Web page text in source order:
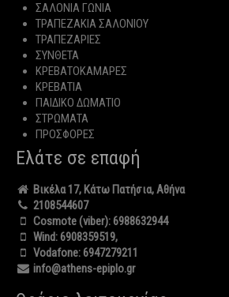
ΣΑΛΟΝΙΑ ΓΩΝΙΑ
ΤΡΑΠΕΖΑΚΙΑ ΣΑΛΟΝΙΟΥ
ΤΡΑΠΕΖΑΡΙΕΣ
ΣΥΝΘΕΤΑ
ΚΡΕΒΑΤΟΚΑΜΑΡΕΣ
ΚΡΕΒΑΤΙΑ
ΠΑΙΔΙΚΟ ΔΩΜΑΤΙΟ
ΣΤΡΩΜΑΤΑ
ΠΡΟΣΦΟΡΕΣ
Ελάτε σε επαφή
Βικέλα 17, Κάτω Πατήσια, Αθήνα
2108544607
Cosmote (viber):6988632944
Wind:6908359519,
Vodafone:6947279211
info@athens-epiplo.gr